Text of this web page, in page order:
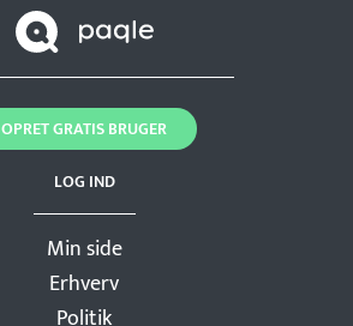
Min side
Erhverv
Politik
LOG IND
OPRET GRATIS BRUGER